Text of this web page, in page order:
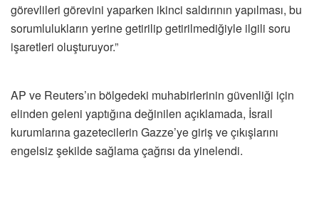
görevlileri görevini yaparken ikinci saldırının yapılması, bu
sorumlulukların yerine getirilip getirilmediğiyle ilgili soru
işaretleri oluşturuyor.”
AP ve Reuters’ın bölgedeki muhabirlerinin güvenliği için
elinden geleni yaptığına değinilen açıklamada, İsrail
kurumlarına gazetecilerin Gazze’ye giriş ve çıkışlarını
engelsiz şekilde sağlama çağrısı da yinelendi.